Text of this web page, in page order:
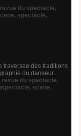
revue du spectacle,
, spectacle,
traversée des traditions
du danseur...
revue du spectacle,
, scene,